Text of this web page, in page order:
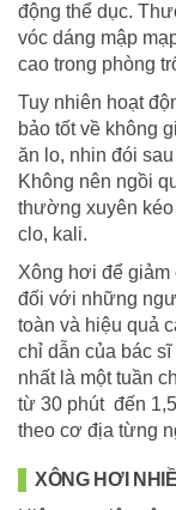
động thể dục.
vóc dáng mập
cao trong phòng
Tuy nhiên hoạt
bảo tốt về không
ăn lo, nhin đói
Không nên ngồi
thường xuyên
clo, kali.
Xông hơi để giảm
đối với những
toàn và hiệu quả
chỉ dẫn của bác
nhất là một tuần
từ 30 phút đến
theo cơ địa từng
XÔNG HƠI